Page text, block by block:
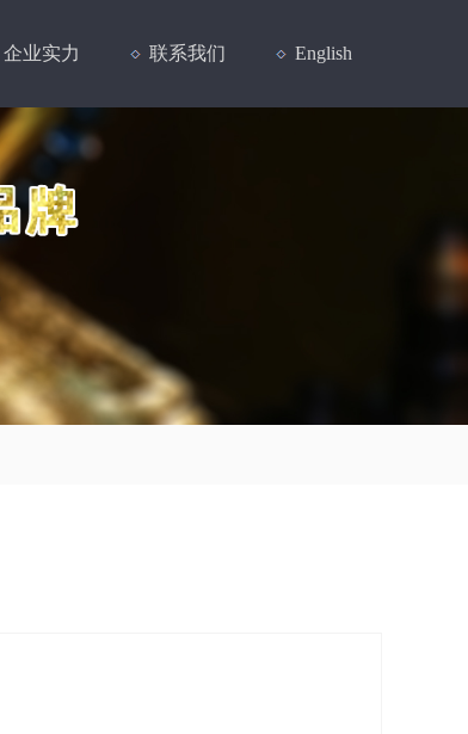
企业实力 联系我们 English